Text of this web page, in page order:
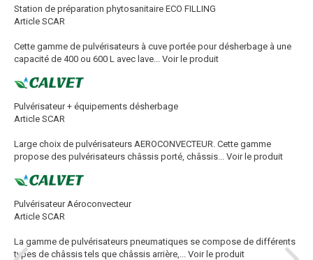
Station de préparation phytosanitaire ECO FILLING
Article SCAR
Cette gamme de pulvérisateurs à cuve portée pour désherbage à une
capacité de 400 ou 600 L avec lave...
Voir le produit
Pulvérisateur + équipements désherbage
Article SCAR
Large choix de pulvérisateurs AEROCONVECTEUR. Cette gamme
propose des pulvérisateurs châssis porté, châssis...
Voir le produit
Pulvérisateur Aéroconvecteur
Article SCAR
La gamme de pulvérisateurs pneumatiques se compose de différents
types de châssis tels que châssis arrière,...
Voir le produit